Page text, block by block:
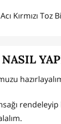
Kırmızı Toz